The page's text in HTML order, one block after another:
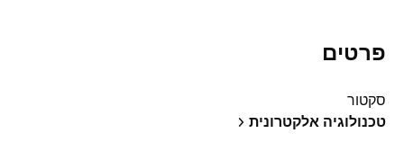
פרטים
סקטור
טכנולוגיה אלקטרונית